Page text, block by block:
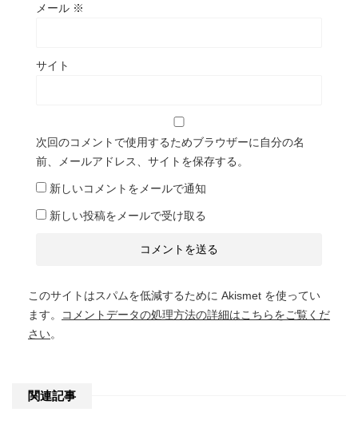
メール ※
サイト
次回のコメントで使用するためブラウザーに自分の名
前、メールアドレス、サイトを保存する。
新しいコメントをメールで通知
新しい投稿をメールで受け取る
このサイトはスパムを低減するために Akismet を使ってい
ます。
コメントデータの処理方法の詳細はこちらをご覧くだ
さい。
関連記事